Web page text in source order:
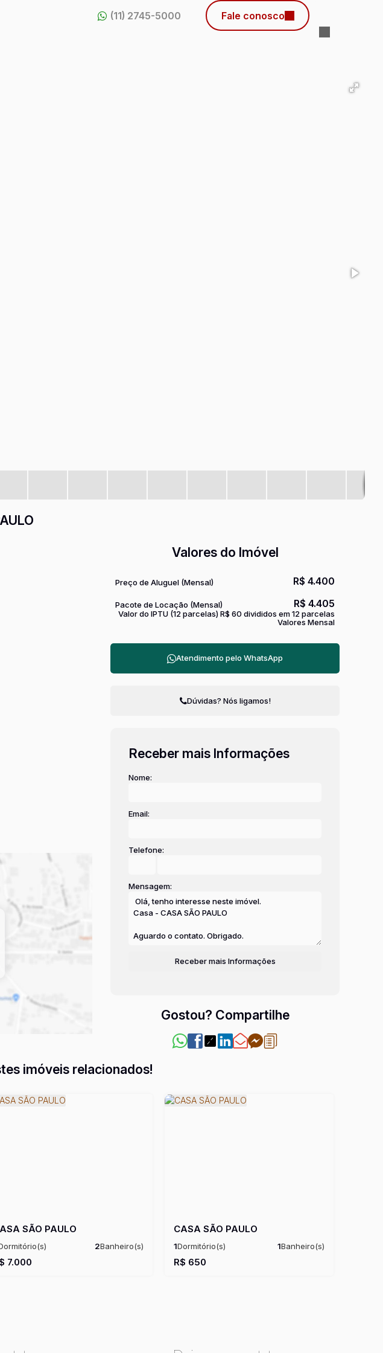
Fale conosco
(11) 2745-5000
Valores do Imóvel
R$ 4.400
Preço de Aluguel (Mensal)
Valores Mensal
Valor do IPTU (12 parcelas)R$ 60 divididos em 12 parcelas
R$ 4.405
Pacote de Locação (Mensal)
Atendimento pelo WhatsApp
Dúvidas? Nós ligamos!
Receber mais Informações
Nome:
Email:
Telefone:
Mensagem:
Gostou? Compartilhe
imóveis relacionados!
SÃO PAULO
7.000
2Banheiro(s)
147m²
CASA SÃO PAULO
R$ 650
1Dormitório(s) 1Banheiro(s)
Privativo: